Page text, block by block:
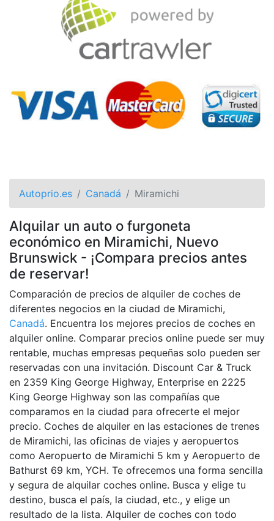
Autoprio.es Canadá Miramichi
Alquilar un auto o furgoneta
económico en Miramichi, Nuevo
Brunswick - ¡Compara precios antes
de reservar!
Comparación de precios de alquiler de coches de
diferentes negocios en la ciudad de Miramichi,
Canadá. Encuentra los mejores precios de coches en
alquiler online. Comparar precios online puede ser muy
rentable, muchas empresas pequeñas solo pueden ser
reservadas con una invitación. Discount Car & Truck
en 2359 King George Highway, Enterprise en 2225
King George Highway son las compañías que
comparamos en la ciudad para ofrecerte el mejor
precio. Coches de alquiler en las estaciones de trenes
de Miramichi, las oficinas de viajes y aeropuertos
como Aeropuerto de Miramichi 5 km y Aeropuerto de
Bathurst 69 km, YCH. Te ofrecemos una forma sencilla
y segura de alquilar coches online. Busca y elige tu
destino, busca el país, la ciudad, etc., y elige un
resultado de la lista. Alquiler de coches con todo